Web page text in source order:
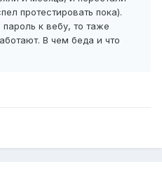
протестировать пока).
к вебу, то таже
В чем беда и что